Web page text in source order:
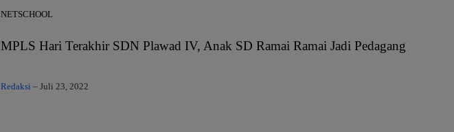
NETSCHOOL
MPLS Hari Terakhir SDN Plawad IV, Anak SD Ramai Ramai Jadi Pedagang
Redaksi – Juli 23, 2022